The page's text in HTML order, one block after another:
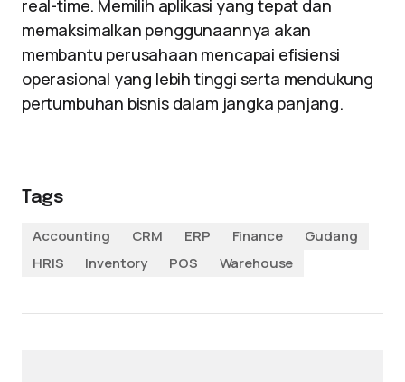
real-time. Memilih aplikasi yang tepat dan
memaksimalkan penggunaannya akan
membantu perusahaan mencapai efisiensi
operasional yang lebih tinggi serta mendukung
pertumbuhan bisnis dalam jangka panjang.
Tags
Accounting
CRM ERP Finance
Gudang
HRIS
Inventory POS Warehouse